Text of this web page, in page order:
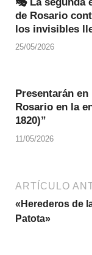
de Rosario
los invisibles
25/05/2026
Presentarán
Rosario en la
1820)”
11/05/2026
ARTÍCULO
«Herederos de
Patota»